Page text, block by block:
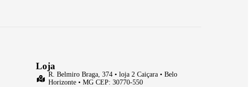
Loja
R. Belmiro Braga, 374 • loja 2 Caiçara • Belo
Horizonte • MG CEP: 30770-550